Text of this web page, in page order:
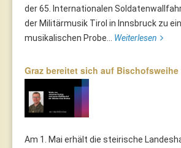
der 65. Internationalen
der Militärmusik Tirol in Innsbruck zu
musikalischen Probe... Weiterlesen
Graz bereitet sich auf
Am 1. Mai erhält die steirische